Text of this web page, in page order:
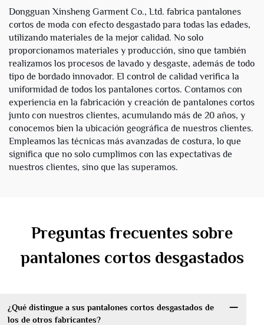
con cierre cremallera y
pantalón corto deportivo
Hombres
Dongguan Xinsheng Garment Co., Ltd. fabrica pantalones
cortos de moda con efecto desgastado para todas las edades,
utilizando materiales de la mejor calidad. No solo
proporcionamos materiales y producción, sino que también
realizamos los procesos de lavado y desgaste, además de todo
tipo de bordado innovador. El control de calidad verifica la
uniformidad de todos los pantalones cortos. Contamos con
experiencia en la fabricación y creación de pantalones cortos
junto con nuestros clientes, acumulando más de 20 años, y
conocemos bien la ubicación geográfica de nuestros clientes.
Empleamos las técnicas más avanzadas de costura, lo que
significa que no solo cumplimos con las expectativas de
nuestros clientes, sino que las superamos.
Preguntas frecuentes sobre
pantalones cortos desgastados
¿Qué distingue a sus pantalones cortos desgastados de
los de otros fabricantes?